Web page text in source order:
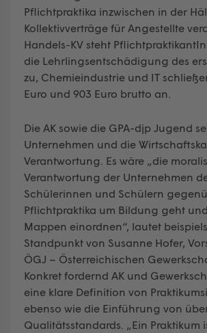
Pflichtpraktika inzwischen in der
Kollektivverträge für Angestellte
Handels-KV steht
die Lehrlingsentschädigung des
zu, Chemieindustrie und IT
Euro und 903 Euro brutto an.
Die AK sowie die GPA-djp Jugend
Unternehmen und die
Verantwortung. Es wäre „die
Verantwortung der Unternehmen
Schülerinnen und Schülern
Pflichtpraktika um Bildung geht
Mappen einordnen“, lautet
Standpunkt von Susanne Hofer,
ÖGJ – Österreichischen
Konkret fordernd AK und
eine klare Definition von
ebenso wie die Einführung von
Qualitätsstandards. „Ein Praktikum